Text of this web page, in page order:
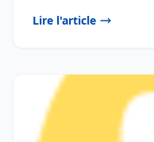
Lire l'article